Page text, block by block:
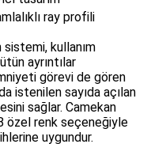
ray profili
kullanım
ayrıntılar
görevi de gören
istenilen sayıda açılan
sağlar. Camekan
özel renk seçeneğiyle
uygundur.